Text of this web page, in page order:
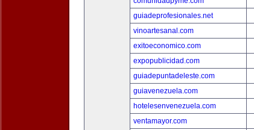
guiadeprofesionales.net
vinoartesanal.com
exitoeconomico.com
expopublicidad.com
guiadepuntadeleste.com
guiavenezuela.com
hotelesenvenezuela.com
ventamayor.com